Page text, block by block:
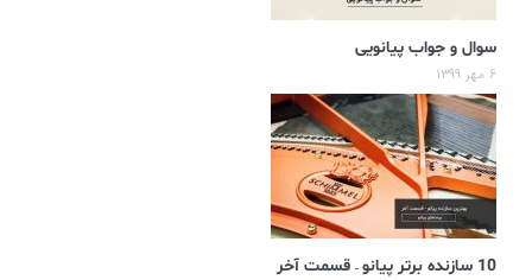
سوال و جواب پیانویی
۶ مهر ۱۳۹۹
10 سازنده برتر پیانو – قسمت آخر